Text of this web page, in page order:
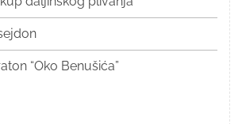
“Oko Benušića”